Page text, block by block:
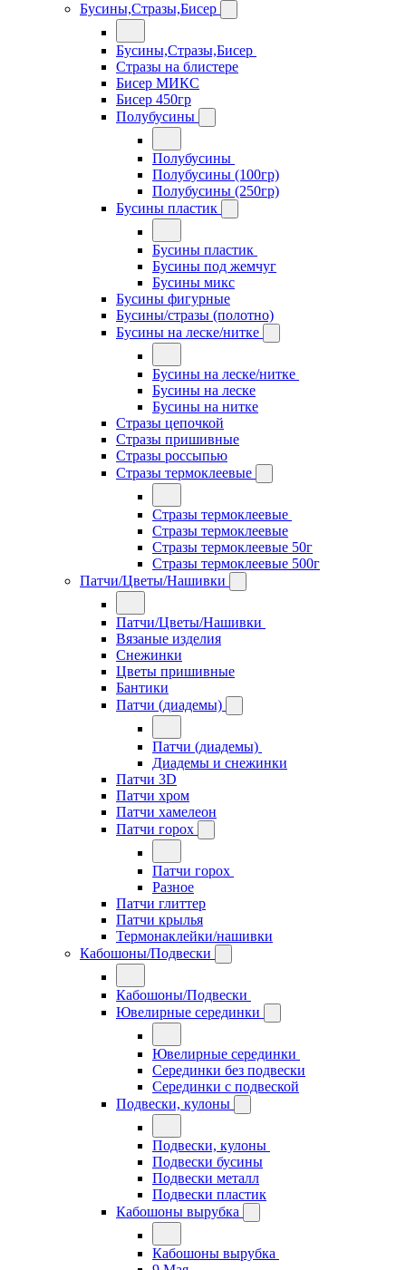
Бусины,Стразы,Бисер
Бусины,Стразы,Бисер
Стразы на блистере
Бисер МИКС
Бисер 450гр
Полубусины
Полубусины
Полубусины (100гр)
Полубусины (250гр)
Бусины пластик
Бусины пластик
Бусины под жемчуг
Бусины микс
Бусины фигурные
Бусины/стразы (полотно)
Бусины на леске/нитке
Бусины на леске/нитке
Бусины на леске
Бусины на нитке
Стразы цепочкой
Стразы пришивные
Стразы россыпью
Стразы термоклеевые
Стразы термоклеевые
Стразы термоклеевые
Стразы термоклеевые 50г
Стразы термоклеевые 500г
Патчи/Цветы/Нашивки
Патчи/Цветы/Нашивки
Вязаные изделия
Снежинки
Цветы пришивные
Бантики
Патчи (диадемы)
Патчи (диадемы)
Диадемы и снежинки
Патчи 3D
Патчи хром
Патчи хамелеон
Патчи горох
Патчи горох
Разное
Патчи глиттер
Патчи крылья
Термонаклейки/нашивки
Кабошоны/Подвески
Кабошоны/Подвески
Ювелирные серединки
Ювелирные серединки
Серединки без подвески
Серединки с подвеской
Подвески, кулоны
Подвески, кулоны
Подвески бусины
Подвески металл
Подвески пластик
Кабошоны вырубка
Кабошоны вырубка